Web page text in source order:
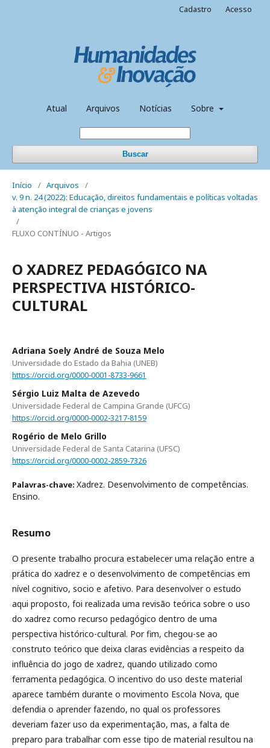
Atual Arquivos Notícias Sobre
Buscar
Cadastro Acesso
Início / Arquivos
/
v. 9 n. 24 (2022): Educação, direitos fundamentais e políticas voltadas
à atenção integral de crianças e jovens
/
FLUXO CONTÍNUO - Artigos
O XADREZ PEDAGÓGICO NA
PERSPECTIVA HISTÓRICO-
CULTURAL
Adriana Soely André de Souza Melo
Universidade do Estado da Bahia (UNEB)
https://orcid.org/0000-0001-8733-9661
Sérgio Luiz Malta de Azevedo
Universidade Federal de Campina Grande (UFCG)
https://orcid.org/0000-0002-3217-8159
Rogério de Melo Grillo
Universidade Federal de Santa Catarina (UFSC)
https://orcid.org/0000-0002-2859-7326
Palavras-chave: Xadrez. Desenvolvimento de competências.
Ensino.
Resumo
O presente trabalho procura estabelecer uma relação entre a
prática do xadrez e o desenvolvimento de competências em
nível cognitivo, socio e afetivo. Para desenvolver o estudo
aqui proposto, foi realizada uma revisão teórica sobre o uso
do xadrez como recurso pedagógico dentro de uma
perspectiva histórico-cultural. Por fim, chegou-se ao
construto teórico que deixa claras evidências a respeito da
influência do jogo de xadrez, quando utilizado como
ferramenta pedagógica. O incentivo do uso deste material
aparece também durante o movimento Escola Nova, que
defendia o aprender fazendo, no qual os professores
deveriam fazer uso da experimentação, mas, a falta de
preparo para trabalhar com esse tipo de material resultou na